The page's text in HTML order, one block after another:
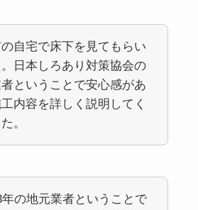
自宅で床下を見てもらい
。日本しろあり対策協会の
ということで安心感があ
内容を詳しく説明してく
。
の地元業者ということで